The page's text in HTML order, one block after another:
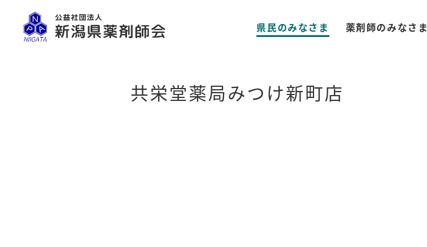
県民のみなさま 薬剤師のみなさま
共栄堂薬局みつけ新町店